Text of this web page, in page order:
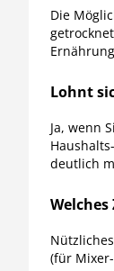
Die
Lohnt
Ja, wenn
deutlich
(für